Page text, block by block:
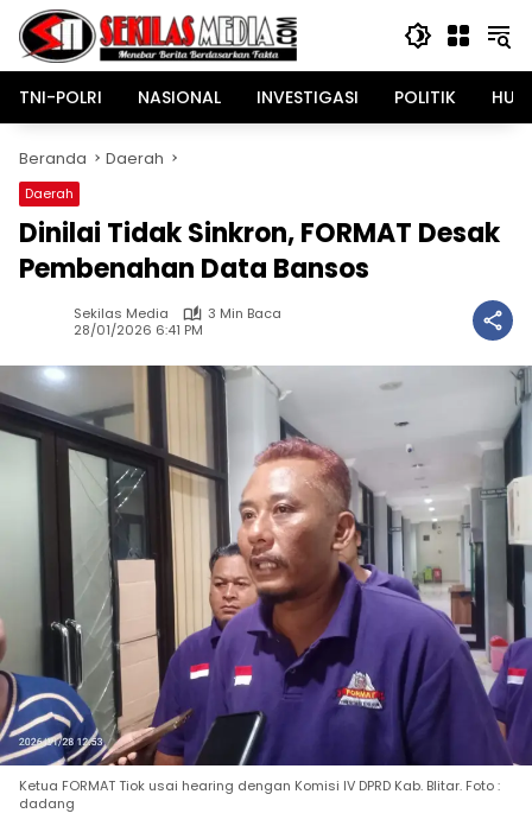
Langsung
konten
TNI-POLRI
NASIONAL INVESTIGASI POLITIK
Beranda Daerah
Daerah
Dinilai Tidak Sinkron, FORMAT Desak
Pembenahan Data Bansos
Sekilas Media
3 Min Baca
28/01/2026 6:41 PM
Ketua FORMAT Tiok usai hearing dengan Komisi IV DPRD Kab. Blitar. Foto :
dadang